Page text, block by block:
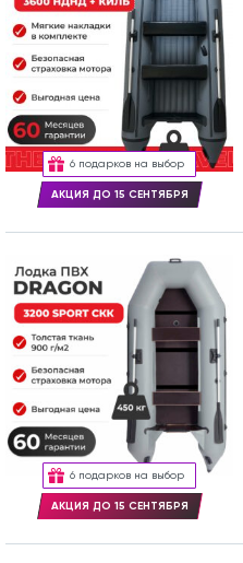
6 подарков на выбор
АКЦИЯ ДО 15 СЕНТЯБРЯ
6 подарков на выбор
АКЦИЯ ДО 15 СЕНТЯБРЯ